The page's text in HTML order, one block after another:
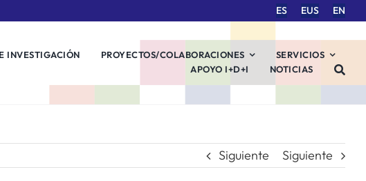
ES EUS EN
INVESTIGACIÓN PROYECTOS/COLABORACIONES
SERVICIOS
APOYO I+D+I
NOTICIAS
Siguiente Siguiente